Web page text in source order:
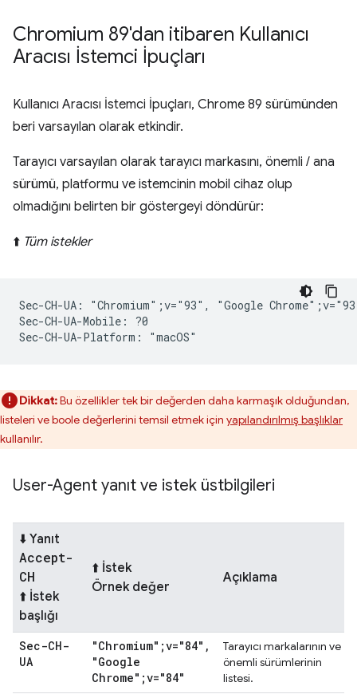
Chromium 89'dan itibaren Kullanıcı
Aracısı İstemci İpuçları
Kullanıcı Aracısı İstemci İpuçları, Chrome 89 sürümünden
beri varsayılan olarak etkindir.
Tarayıcı varsayılan olarak tarayıcı markasını, önemli / ana
sürümü, platformu ve istemcinin mobil cihaz olup
olmadığını belirten bir göstergeyi döndürür:
⬆️ Tüm istekler
Sec-CH-UA: "Chromium";v="93", "Google
Sec-CH-UA-Mobile: ?0
Dikkat:Bu özellikler tek bir değerden daha karmaşık olduğundan,
listeleri ve boole değerlerini temsil etmek için yapılandırılmış başlıklar
kullanılır.
User-Agent yanıt ve istek üstbilgileri
⬇️ Yanıt
Accept-
CH
⬆️ İstek
başlığı
⬆️ İstek
Örnek değer
Açıklama
Sec-CH-
UA
"Chromium";v="84" ,
"Google
Chrome";v="84"
Tarayıcı markalarının ve
önemli sürümlerinin
listesi.